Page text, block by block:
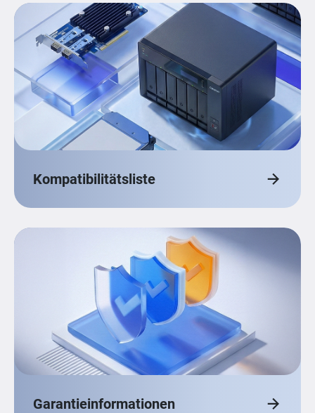
Kompatibilitätsliste
Garantieinformationen